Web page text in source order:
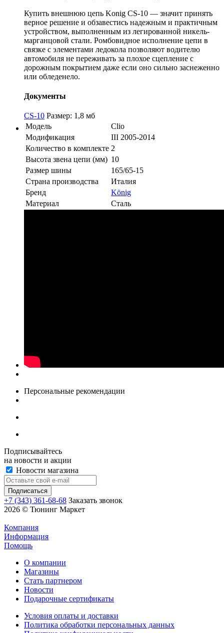
Купить внешнюю цепь Konig CS-10 — значит принять
верное решение и обзавестись надежным и практичным
устройством, выполненным из легированной никель-
марганцовой стали. Ромбовидное исполнение цепи в
связке с элементами ледокола позволяют водителю
автомобиля не переживать за плохое сцепление с
дорожным покрытием даже если оно сильно заснеженно
или обледенело.
Документы
CS-10 Размер: 1,8 мб
Модель
Clio
Модификация
III 2005-2014
Количество в комплекте 2
Высота звена цепи (мм) 10
Размер шины
165/65-15
Страна производства
Италия
Бренд
König
Материал
Сталь
Персональные рекомендации
Подписывайтесь
на новости и акции
Новости магазина
+7 (343) 361-68-68 Заказать звонок
2026 © Тюнинг Маркет
Компания
Информация
Помощь
О компании
Магазины
Стать партнером
Новости
Подарочные сертификаты
Условия оплаты и доставки
Политика обработки персональных данных